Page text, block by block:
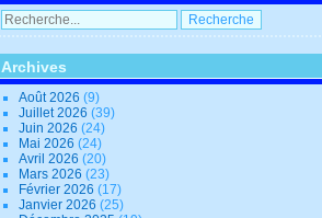
Archives
Août 2026 (9)
Juillet 2026 (39)
Juin 2026 (24)
Mai 2026 (24)
Avril 2026 (20)
Mars 2026 (23)
Février 2026 (17)
Janvier 2026 (25)